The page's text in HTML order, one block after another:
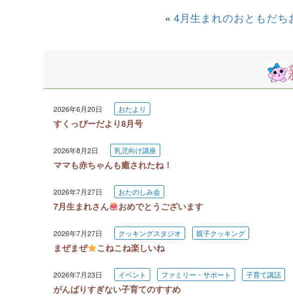
« 4月生まれのおともだち
2026年6月20日 おたより
すくっぴーだより8月号
2026年8月2日 乳児向け講座
ママも赤ちゃんも癒されたね！
2026年7月27日 おたのしみ会
7月生まれさん おめでとうございます
2026年7月27日 クッキングスタジオ 親子クッキング
まぜまぜ こねこね楽しいね
2026年7月23日 イベント ファミリー・サポート 子育て講話
がんばりすぎない子育てのすすめ